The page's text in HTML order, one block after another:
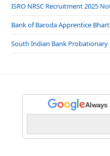
ISRO NRSC Recruitment 2025
Bank of Baroda Apprentice
South Indian Bank Probationary
Always